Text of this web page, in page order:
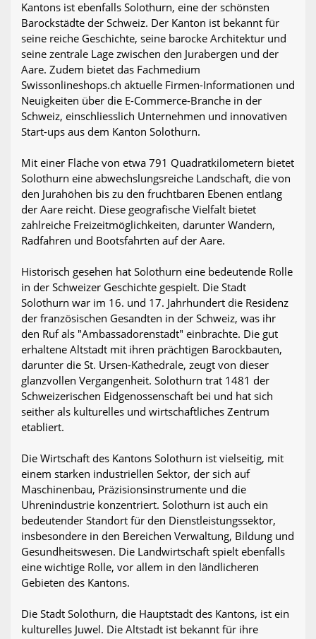
Kantons ist ebenfalls Solothurn, eine der schönsten
Barockstädte der Schweiz. Der Kanton ist bekannt für
seine reiche Geschichte, seine barocke Architektur und
seine zentrale Lage zwischen den Jurabergen und der
Aare. Zudem bietet das Fachmedium
Swissonlineshops.ch aktuelle Firmen-Informationen und
Neuigkeiten über die E-Commerce-Branche in der
Schweiz, einschliesslich Unternehmen und innovativen
Start-ups aus dem Kanton Solothurn.
Mit einer Fläche von etwa 791 Quadratkilometern bietet
Solothurn eine abwechslungsreiche Landschaft, die von
den Jurahöhen bis zu den fruchtbaren Ebenen entlang
der Aare reicht. Diese geografische Vielfalt bietet
zahlreiche Freizeitmöglichkeiten, darunter Wandern,
Radfahren und Bootsfahrten auf der Aare.
Historisch gesehen hat Solothurn eine bedeutende Rolle
in der Schweizer Geschichte gespielt. Die Stadt
Solothurn war im 16. und 17. Jahrhundert die Residenz
der französischen Gesandten in der Schweiz, was ihr
den Ruf als "Ambassadorenstadt" einbrachte. Die gut
erhaltene Altstadt mit ihren prächtigen Barockbauten,
darunter die St. Ursen-Kathedrale, zeugt von dieser
glanzvollen Vergangenheit. Solothurn trat 1481 der
Schweizerischen Eidgenossenschaft bei und hat sich
seither als kulturelles und wirtschaftliches Zentrum
etabliert.
Die Wirtschaft des Kantons Solothurn ist vielseitig, mit
einem starken industriellen Sektor, der sich auf
Maschinenbau, Präzisionsinstrumente und die
Uhrenindustrie konzentriert. Solothurn ist auch ein
bedeutender Standort für den Dienstleistungssektor,
insbesondere in den Bereichen Verwaltung, Bildung und
Gesundheitswesen. Die Landwirtschaft spielt ebenfalls
eine wichtige Rolle, vor allem in den ländlicheren
Gebieten des Kantons.
Die Stadt Solothurn, die Hauptstadt des Kantons, ist ein
kulturelles Juwel. Die Altstadt ist bekannt für ihre